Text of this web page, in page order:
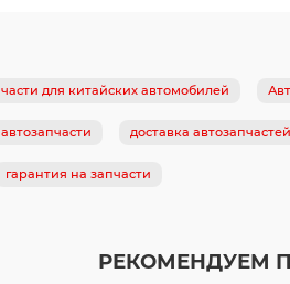
для китайских автомобилей
доставка автозапчастей
гарантия на запчасти
РЕКОМЕНДУЕМ